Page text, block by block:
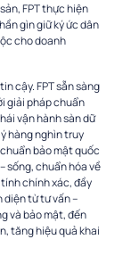
FPT thực hiện
gìn giữ ký ức dân
cho doanh
cậy. FPT sẵn sàng
giải pháp chuẩn
vận hành sàn dữ
hàng nghìn truy
bảo mật quốc
sống, chuẩn hóa về
chính xác, đầy
diện từ tư vấn –
và bảo mật, đến
tăng hiệu quả khai